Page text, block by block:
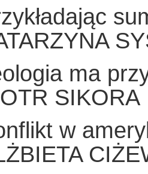
ma
SIKORA
w